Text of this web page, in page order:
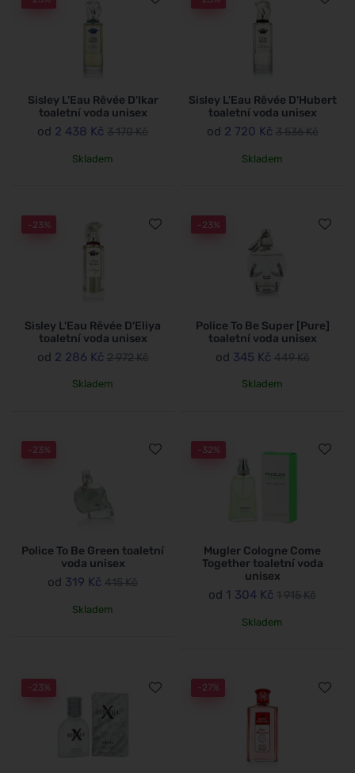
Sisley L'Eau Rêvée D'Ikar
toaletní voda unisex
od 2 438 Kč 3 170 Kč
Skladem
Sisley L'Eau Rêvée D'Hubert
toaletní voda unisex
od 2 720 Kč 3 536 Kč
Skladem
-23%
Sisley L'Eau Rêvée D'Eliya
toaletní voda unisex
od 2 286 Kč 2 972 Kč
Skladem
-23%
Police To Be Super [Pure]
toaletní voda unisex
od 345 Kč 449 Kč
Skladem
-23%
Police To Be Green toaletní
voda unisex
od 319 Kč 415 Kč
Skladem
-32%
Mugler Cologne Come
Together toaletní voda
unisex
od 1 304 Kč 1 915 Kč
Skladem
-23% -27%